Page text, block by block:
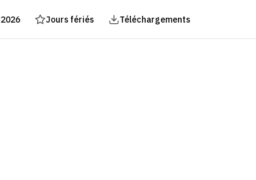
2026 Jours fériés Téléchargements